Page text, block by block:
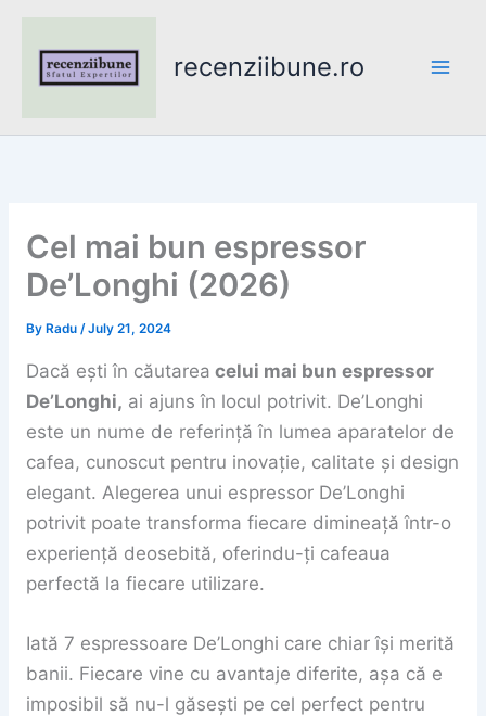
content
recenziibune.ro
Cel mai bun espressor
De’Longhi (2026)
By Radu /July 21, 2024
Dacă ești în căutarea celui mai bun espressor
De’Longhi, ai ajuns în locul potrivit. De’Longhi
este un nume de referință în lumea aparatelor de
cafea, cunoscut pentru inovație, calitate și design
elegant. Alegerea unui espressor De’Longhi
potrivit poate transforma fiecare dimineață într-o
experiență deosebită, oferindu-ți cafeaua
perfectă la fiecare utilizare.
Iată 7 espressoare De’Longhi care chiar își merită
banii. Fiecare vine cu avantaje diferite, așa că e
imposibil să nu-l găsești pe cel perfect pentru